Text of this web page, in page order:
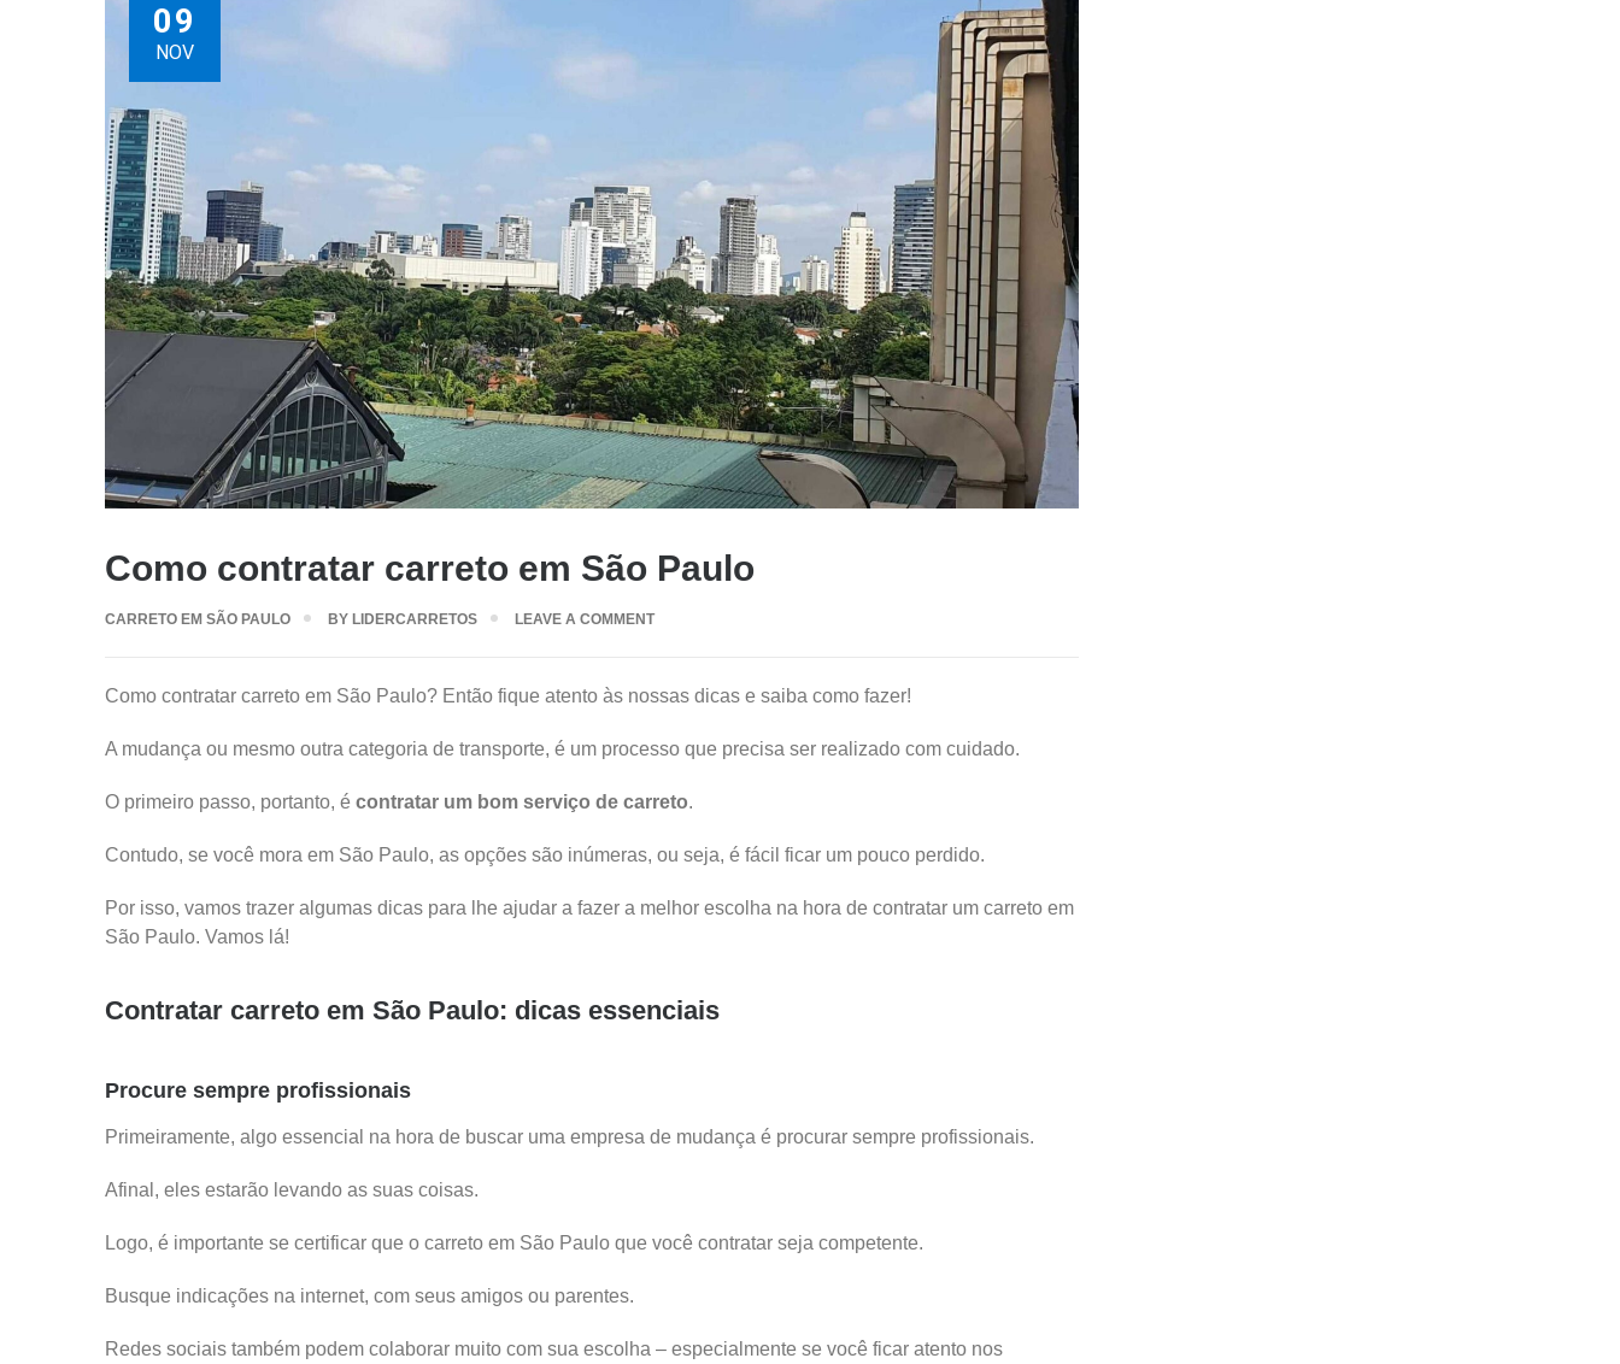
09
NOV
Como contratar carreto em São Paulo
CARRETO EM SÃO PAULO BY LIDERCARRETOS LEAVE A COMMENT
Como contratar carreto em São Paulo? Então fique atento às nossas dicas e saiba como fazer!
A mudança ou mesmo outra categoria de transporte, é um processo que precisa ser realizado com cuidado.
O primeiro passo, portanto, é contratar um bom serviço de carreto.
Contudo, se você mora em São Paulo, as opções são inúmeras, ou seja, é fácil ficar um pouco perdido.
Por isso, vamos trazer algumas dicas para lhe ajudar a fazer a melhor escolha na hora de contratar um carreto em
São Paulo. Vamos lá!
Contratar carreto em São Paulo: dicas essenciais
Procure sempre profissionais
Primeiramente, algo essencial na hora de buscar uma empresa de mudança é procurar sempre profissionais.
Afinal, eles estarão levando as suas coisas.
Logo, é importante se certificar que o carreto em São Paulo que você contratar seja competente.
Busque indicações na internet, com seus amigos ou parentes.
Redes sociais também podem colaborar muito com sua escolha – especialmente se você ficar atento nos